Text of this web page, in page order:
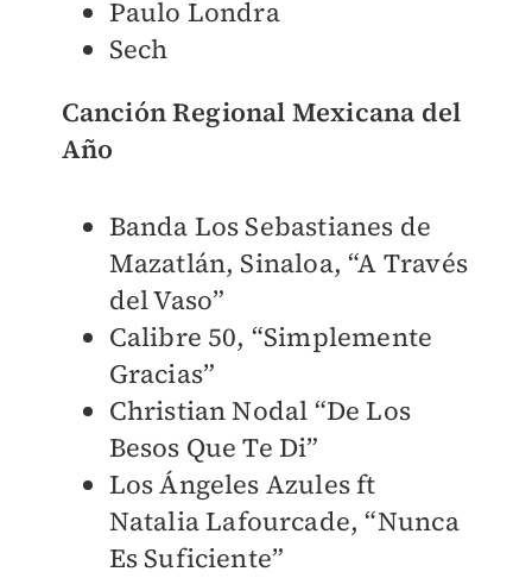
Paulo Londra
Sech
Canción Regional Mexicana del
Año
Banda Los Sebastianes de
Mazatlán, Sinaloa, “A Través
del Vaso”
Calibre 50, “Simplemente
Gracias”
Christian Nodal “De Los
Besos Que Te Di”
Los Ángeles Azules ft
Natalia Lafourcade, “Nunca
Es Suficiente”